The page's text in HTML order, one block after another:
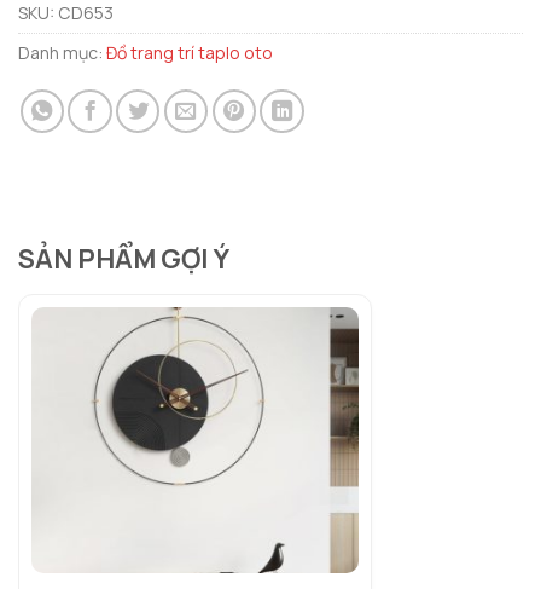
SKU: CD653
Danh mục: Đồ trang trí taplo oto
SẢN PHẨM GỢI Ý